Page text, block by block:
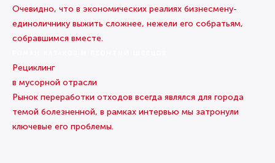
Очевидно, что в экономических реалиях бизнесмену-
единоличнику выжить сложнее, нежели его собратьям,
собравшимся вместе.
Рециклинг
в мусорной отрасли
Рынок переработки отходов всегда являлся для города
темой болезненной, в рамках интервью мы затронули
ключевые его проблемы.